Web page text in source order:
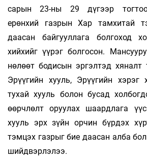
сарын 23-ны 29 дүгээр
ерөнхий газрын Хар тамхитай
даасан байгууллага болгоход
хийхийг үүрэг болгосон.
нөлөөт бодисын эргэлтэд хяналт
Эрүүгийн хууль, Эрүүгийн хэрэг
тухай хууль болон бусад
өөрчлөлт оруулах шаардлага
хууль эрх зүйн орчин бүрдэх
тэмцэх газрыг бие даасан алба
шийдвэрлэлээ.